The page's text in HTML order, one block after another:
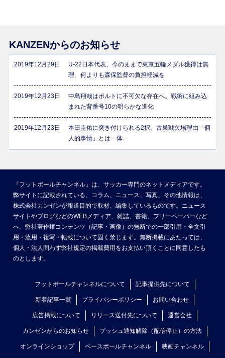
KANZENからのお知らせ
2019年12月29日
U-22日本代表、今のままで東京五輪メダル獲得は無
理。何よりも森保監督の負担軽減を
2019年12月23日
中島翔哉はポルトに不可欠な存在へ。戦術に組み込
まれた背番号10の明らかな進化
2019年12月23日
本田圭佑に突き付けられる2択。古巣戦欠場理由「個
人的事情」とは一体…
『フットボールチャンネル』は、サッカー専門のネットメディアです。
弊サイトに記載されている、コラム、ニュース、写真、その他情報は、
株式会社カンゼンが報道目的で取材、編集しているものです。ニュース
サイトやブログなどのWEBメディア、雑誌、書籍、フリーペーパーなど
へ、弊社著作権コンテンツ（記事・画像）の無断での一部引用・全文引
用・流用・複写・転載について固く禁じます。無断掲載にあたっては、
個人・法人問わず弊社規定の掲載費用をお支払い頂くことに同意したも
のとします。
フットボールチャンネルについて 記事提供先について
新着記事一覧 プライバシーポリシー お問い合わせ
広告掲載について リリース送付先について 運営会社
カンゼンからのお知らせ プッシュ通知解除（配信停止）の方法
オンラインショップ ベースボールチャンネル 映画チャンネル